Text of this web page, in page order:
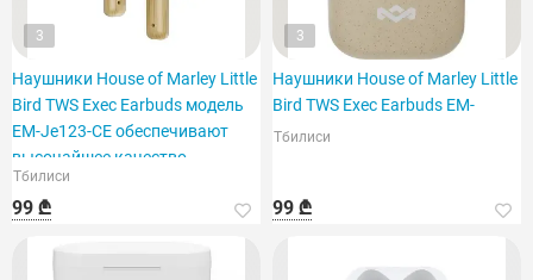
3
Наушники House of Marley Little
Bird TWS Exec Earbuds модель
EM-Je123-CE обеспечивают
высочайшее качество
Bluetooth.
Тбилиси
99 ₾
3
Наушники House of Marley Little
Bird TWS Exec Earbuds EM-
Тбилиси
99 ₾